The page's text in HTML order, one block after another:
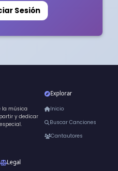
Sesión
la música
y dedicar
Explorar
Inicio
Buscar Canciones
Cantautores
Legal